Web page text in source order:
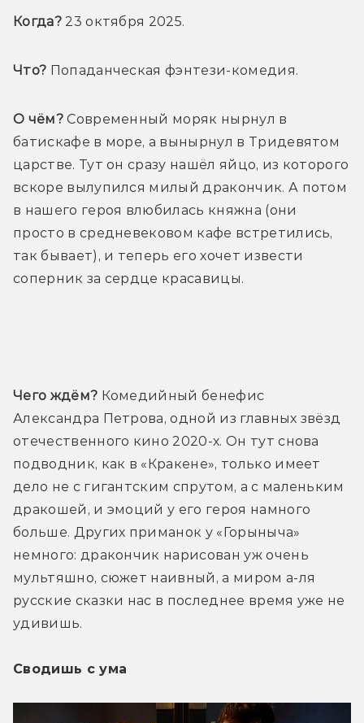
Когда? 23 октября 2025.
Что? Попаданческая фэнтези-комедия.
О чём? Современный моряк нырнул в
батискафе в море, а вынырнул в Тридевятом
царстве. Тут он сразу нашёл яйцо, из которого
вскоре вылупился милый дракончик. А потом
в нашего героя влюбилась княжна (они
просто в средневековом кафе встретились,
так бывает), и теперь его хочет извести
соперник за сердце красавицы.
Чего ждём? Комедийный бенефис
Александра Петрова, одной из главных звёзд
отечественного кино 2020-х. Он тут снова
подводник, как в «Кракене», только имеет
дело не с гигантским спрутом, а с маленьким
дракошей, и эмоций у его героя намного
больше. Других приманок у «Горыныча»
немного: дракончик нарисован уж очень
мультяшно, сюжет наивный, а миром а-ля
русские сказки нас в последнее время уже не
удивишь.
Сводишь с ума